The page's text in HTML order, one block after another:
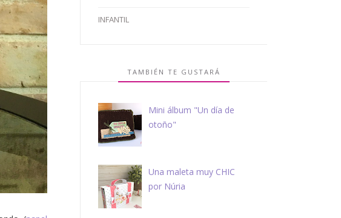
INFANTIL
TAMBIÉN TE GUSTARÁ
Mini álbum "Un día de
otoño"
Una maleta muy CHIC
por Núria